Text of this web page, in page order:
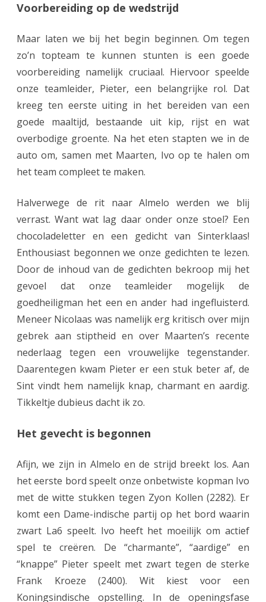
M
a
x
u
Voorbereiding op de wedstrijd
Maar laten we bij het begin beginnen. Om tegen
zo’n topteam te kunnen stunten is een goede
voorbereiding namelijk cruciaal. Hiervoor speelde
onze teamleider, Pieter, een belangrijke rol. Dat
kreeg ten eerste uiting in het bereiden van een
goede maaltijd, bestaande uit kip, rijst en wat
overbodige groente. Na het eten stapten we in de
auto om, samen met Maarten, Ivo op te halen om
het team compleet te maken.
Halverwege de rit naar Almelo werden we blij
verrast. Want wat lag daar onder onze stoel? Een
chocoladeletter en een gedicht van Sinterklaas!
Enthousiast begonnen we onze gedichten te lezen.
Door de inhoud van de gedichten bekroop mij het
gevoel dat onze teamleider mogelijk de
goedheiligman het een en ander had ingefluisterd.
Meneer Nicolaas was namelijk erg kritisch over mijn
gebrek aan stiptheid en over Maarten’s recente
nederlaag tegen een vrouwelijke tegenstander.
Daarentegen kwam Pieter er een stuk beter af, de
Sint vindt hem namelijk knap, charmant en aardig.
Tikkeltje dubieus dacht ik zo.
Het gevecht is begonnen
Afijn, we zijn in Almelo en de strijd breekt los. Aan
het eerste bord speelt onze onbetwiste kopman Ivo
met de witte stukken tegen Zyon Kollen (2282). Er
komt een Dame-indische partij op het bord waarin
zwart La6 speelt. Ivo heeft het moeilijk om actief
spel te creëren. De “charmante”, “aardige” en
“knappe” Pieter speelt met zwart tegen de sterke
Frank Kroeze (2400). Wit kiest voor een
Koningsindische opstelling. In de openingsfase